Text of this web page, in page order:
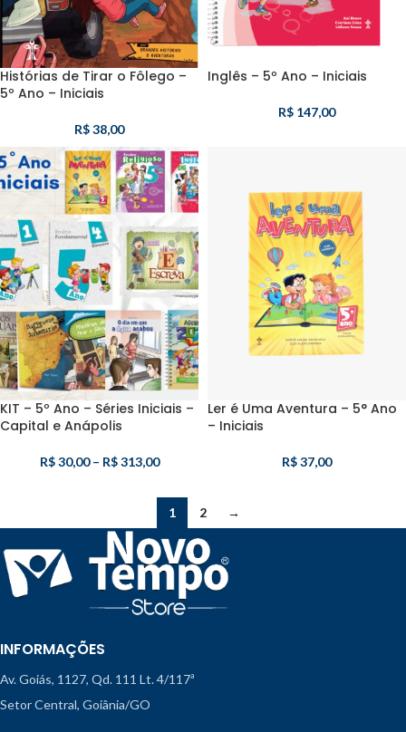
Histórias de Tirar o Fôlego –
5º Ano – Iniciais
R$38,00
Inglês – 5º Ano – Iniciais
R$ 147,00
KIT – 5º Ano – Séries Iniciais –
Capital e Anápolis
R$30,00 – R$313,00
Ler é Uma Aventura – 5° Ano
– Iniciais
R$37,00
1 2 →
INFORMAÇÕES
Av. Goiás, 1127, Qd. 111 Lt. 4/117ª
Setor Central, Goiânia/GO